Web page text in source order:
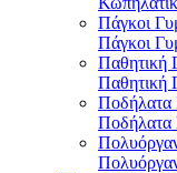
Πάγκοι
Πάγκοι
Παθητική
Παθητική
Ποδήλατα
Ποδήλατα